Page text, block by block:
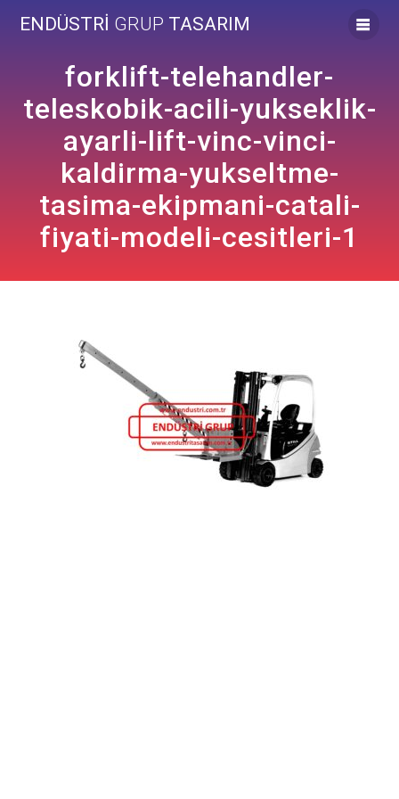
to
ENDÜSTRİ GRUP TASARIM
forklift-telehandler-
teleskobik-acili-yukseklik-
ayarli-lift-vinc-vinci-
kaldirma-yukseltme-
tasima-ekipmani-catali-
fiyati-modeli-cesitleri-1